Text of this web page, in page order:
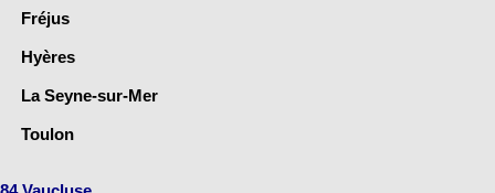
Fréjus
Hyères
La Seyne-sur-Mer
Toulon